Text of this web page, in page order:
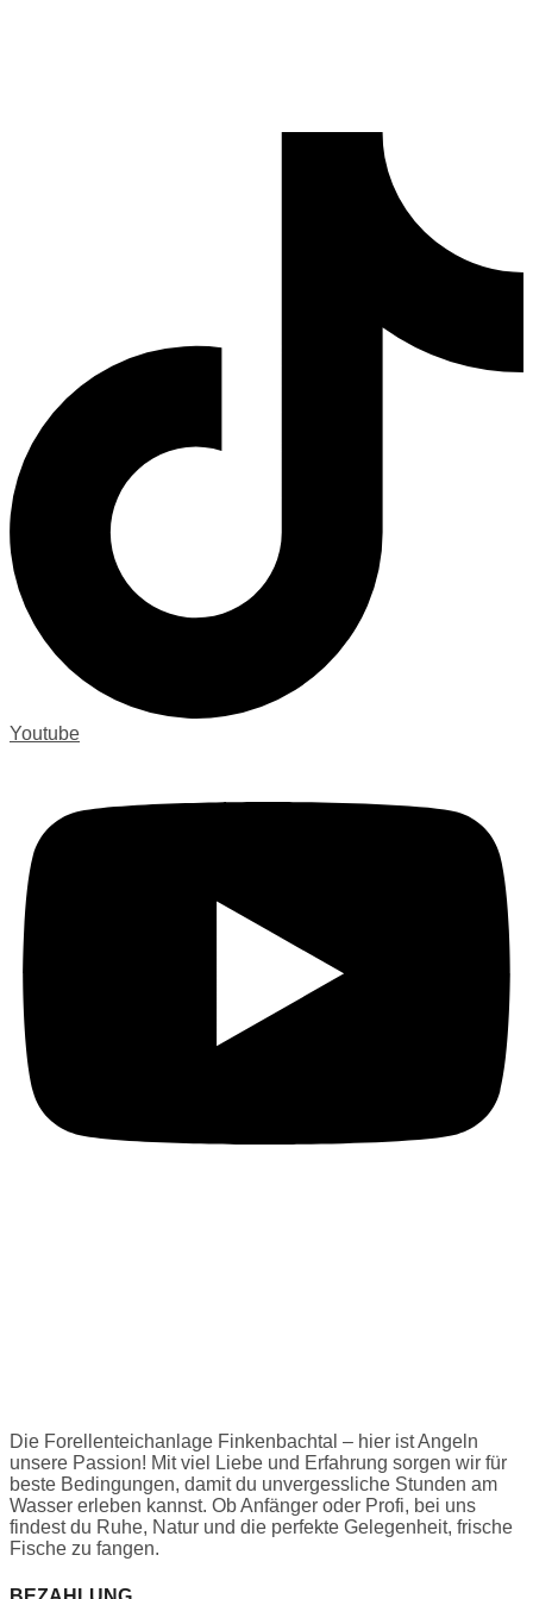
Youtube
Die Forellenteichanlage Finkenbachtal – hier ist Angeln
unsere Passion! Mit viel Liebe und Erfahrung sorgen wir für
beste Bedingungen, damit du unvergessliche Stunden am
Wasser erleben kannst. Ob Anfänger oder Profi, bei uns
findest du Ruhe, Natur und die perfekte Gelegenheit, frische
Fische zu fangen.